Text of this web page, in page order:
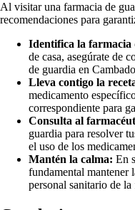
Al visitar una farmacia de
recomendaciones para
Identifica la farmacia
de casa, asegúrate de
de guardia en
Lleva contigo la
medicamento
correspondiente para
Consulta al
guardia para resolver
el uso de los
Mantén la calma: En
fundamental mantener
personal sanitario de la